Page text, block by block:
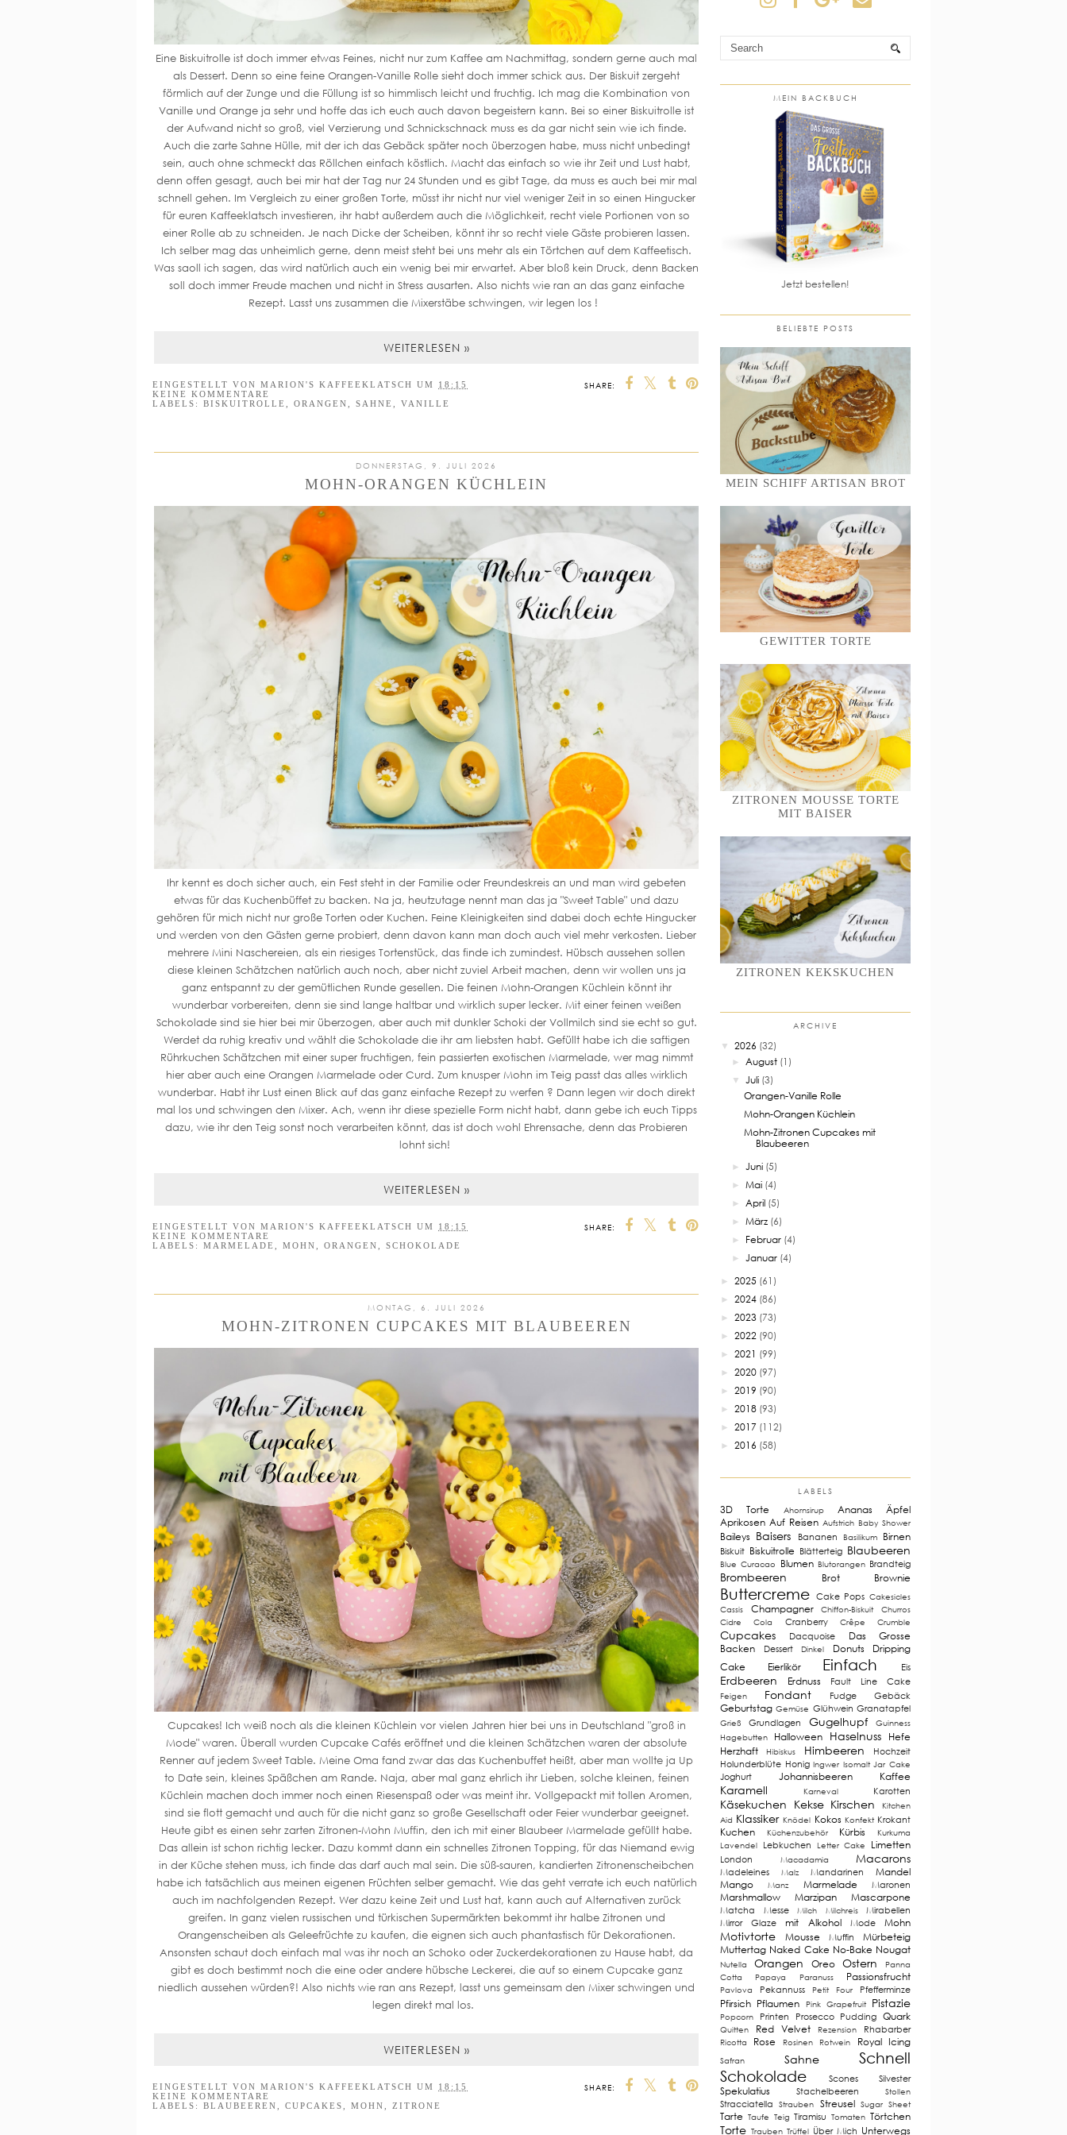
Eine Biskuitrolle ist doch immer etwas Feines, nicht nur zum Kaffee am Nachmittag, sondern gerne auch mal
als Dessert. Denn so eine feine Orangen-Vanille Rolle sieht doch immer schick aus. Der Biskuit zergeht
förmlich auf der Zunge und die Füllung ist so himmlisch leicht und fruchtig. Ich mag die Kombination von
Vanille und Orange ja sehr und hoffe das ich euch auch davon begeistern kann. Bei so einer Biskuitrolle ist
der Aufwand nicht so groß, viel Verzierung und Schnickschnack muss es da gar nicht sein wie ich finde.
Auch die zarte Sahne Hülle, mit der ich das Gebäck später noch überzogen habe, muss nicht unbedingt
sein, auch ohne schmeckt das Röllchen einfach köstlich. Macht das einfach so wie ihr Zeit und Lust habt,
denn offen gesagt, auch bei mir hat der Tag nur 24 Stunden und es gibt Tage, da muss es auch bei mir mal
schnell gehen. Im Vergleich zu einer großen Torte, müsst ihr nicht nur viel weniger Zeit in so einen Hingucker
für euren Kaffeeklatsch investieren, ihr habt außerdem auch die Möglichkeit, recht viele Portionen von so
einer Rolle ab zu schneiden. Je nach Dicke der Scheiben, könnt ihr so recht viele Gäste probieren lassen.
Ich selber mag das unheimlich gerne, denn meist steht bei uns mehr als ein Törtchen auf dem Kaffeetisch.
Was saoll ich sagen, das wird natürlich auch ein wenig bei mir erwartet. Aber bloß kein Druck, denn Backen
soll doch immer Freude machen und nicht in Stress ausarten. Also nichts wie ran an das ganz einfache
Rezept. Lasst uns zusammen die Mixerstäbe schwingen, wir legen los !
WEITERLESEN »
SHARE:
EINGESTELLT VON MARION'S KAFFEEKLATSCH UM 18:15
KEINE KOMMENTARE
LABELS: BISKUITROLLE ORANGEN SAHNE VANILLE
DONNERSTAG, 9. JULI 2026
MOHN-ORANGEN KÜCHLEIN
Ihr kennt es doch sicher auch, ein Fest steht in der Familie oder Freundeskreis an und man wird gebeten
etwas für das Kuchenbüffet zu backen. Na ja, heutzutage nennt man das ja "Sweet Table" und dazu
gehören für mich nicht nur große Torten oder Kuchen. Feine Kleinigkeiten sind dabei doch echte Hingucker
und werden von den Gästen gerne probiert, denn davon kann man doch auch viel mehr verkosten. Lieber
mehrere Mini Naschereien, als ein riesiges Tortenstück, das finde ich zumindest. Hübsch aussehen sollen
diese kleinen Schätzchen natürlich auch noch, aber nicht zuviel Arbeit machen, denn wir wollen uns ja
ganz entspannt zu der gemütlichen Runde gesellen. Die feinen Mohn-Orangen Küchlein könnt ihr
wunderbar vorbereiten, denn sie sind lange haltbar und wirklich super lecker. Mit einer feinen weißen
Schokolade sind sie hier bei mir überzogen, aber auch mit dunkler Schoki der Vollmilch sind sie echt so gut.
Werdet da ruhig kreativ und wählt die Schokolade die ihr am liebsten habt. Gefüllt habe ich die saftigen
Rührkuchen Schätzchen mit einer super fruchtigen, fein passierten exotischen Marmelade, wer mag nimmt
hier aber auch eine Orangen Marmelade oder Curd. Zum knusper Mohn im Teig passt das alles wirklich
wunderbar. Habt ihr Lust einen Blick auf das ganz einfache Rezept zu werfen ? Dann legen wir doch direkt
mal los und schwingen den Mixer. Ach, wenn ihr diese spezielle Form nicht habt, dann gebe ich euch Tipps
dazu, wie ihr den Teig sonst noch verarbeiten könnt, das ist doch wohl Ehrensache, denn das Probieren
lohnt sich!
WEITERLESEN »
SHARE:
EINGESTELLT VON MARION'S KAFFEEKLATSCH UM 18:15
KEINE KOMMENTARE
LABELS: MARMELADE MOHN ORANGEN SCHOKOLADE
MONTAG, 6. JULI 2026
MOHN-ZITRONEN CUPCAKES MIT BLAUBEEREN
Cupcakes! Ich weiß noch als die kleinen Küchlein vor vielen Jahren hier bei uns in Deutschland "groß in
Mode" waren. Überall wurden Cupcake Cafés eröffnet und die kleinen Schätzchen waren der absolute
Renner auf jedem Sweet Table. Meine Oma fand zwar das das Kuchenbuffet heißt, aber man wollte ja Up
to Date sein, kleines Späßchen am Rande. Naja, aber mal ganz ehrlich ihr Lieben, solche kleinen, feinen
Küchlein machen doch immer noch einen Riesenspaß oder was meint ihr. Vollgepackt mit tollen Aromen,
sind sie flott gemacht und auch für die nicht ganz so große Gesellschaft oder Feier wunderbar geeignet.
Heute gibt es einen sehr zarten Zitronen-Mohn Muffin, den ich mit einer Blaubeer Marmelade gefüllt habe.
Das allein ist schon richtig lecker. Dazu kommt dann ein schnelles Zitronen Topping, für das Niemand ewig
in der Küche stehen muss, ich finde das darf auch mal sein. Die süß-sauren, kandierten Zitronenscheibchen
habe ich tatsächlich aus meinen eigenen Früchten selber gemacht. Wie das geht verrate ich euch natürlich
auch im nachfolgenden Rezept. Wer dazu keine Zeit und Lust hat, kann auch auf Alternativen zurück
greifen. In ganz vielen russischen und türkischen Supermärkten bekommt ihr halbe Zitronen und
Orangenscheiben als Geleefrüchte zu kaufen, die eignen sich auch phantastisch für Dekorationen.
Ansonsten schaut doch einfach mal was ihr noch an Schoko oder Zuckerdekorationen zu Hause habt, da
gibt es doch bestimmt noch die eine oder andere hübsche Leckerei, die auf so einem Cupcake ganz
niedlich aussehen würden?! Also nichts wie ran ans Rezept, lasst uns gemeinsam den Mixer schwingen und
legen direkt mal los.
WEITERLESEN »
SHARE:
EINGESTELLT VON MARION'S KAFFEEKLATSCH UM 18:15
KEINE KOMMENTARE
LABELS: BLAUBEEREN CUPCAKES MOHN ZITRONE
MEIN BACKBUCH
Jetzt bestellen!
BELIEBTE POSTS
MEIN SCHIFF ARTISAN BROT
GEWITTER TORTE
ZITRONEN MOUSSE TORTE
MIT BAISER
ZITRONEN KEKSKUCHEN
ARCHIVE
▼ 2026 (32)
►August (1)
▼ Juli (3)
Orangen-Vanille Rolle
Mohn-Orangen Küchlein
Mohn-Zitronen Cupcakes mit
Blaubeeren
►Juni (5)
►Mai (4)
►April (5)
►März (6)
► Februar (4)
►Januar (4)
► 2025 (61)
► 2024 (86)
► 2023 (73)
► 2022 (90)
► 2021 (99)
► 2020 (97)
► 2019 (90)
► 2018 (93)
► 2017 (112)
► 2016 (58)
LABELS
3D Torte Ahornsirup Ananas
Äpfel
Aprikosen Auf Reisen Aufstrich Baby Shower
Baileys Baisers Bananen Basilikum Birnen
Biskuit Biskuitrolle Blätterteig Blaubeeren
Blue Curacao Blumen Blutorangen Brandteig
Brombeeren Brot Brownie
Buttercreme Cake Pops Cakesicles
Cassis
Champagner Chiffon-Biskuit
Churros
Cidre
Cola Cranberry Crêpe Crumble
Cupcakes Dacquoise
Das Grosse
Backen
Dessert Dinkel Donuts
Dripping
Cake
Eierlikör Einfach Eis
Erdbeeren Erdnuss Fault Line Cake
Feigen Fondant Fudge Gebäck
Geburtstag Gemüse Glühwein Granatapfel
Grieß Grundlagen Gugelhupf
Guinness
Hagebutten
Halloween Haselnuss
Hefe
Herzhaft
Hibiskus Himbeeren
Hochzeit
Holunderblüte Honig Ingwer Isomalt Jar Cake
Joghurt Johannisbeeren Kaffee
Karamell Karneval Karotten
Käsekuchen Kekse Kirschen
Kitchen
Aid Klassiker Knödel Kokos Konfekt Krokant
Kuchen Küchenzubehör Kürbis
Kurkuma
Lavendel
Lebkuchen Letter Cake Limetten
London Macadamia Macarons
Madeleines Malz Mandarinen
Mandel
Mango
Manz Marmelade Maronen
Marshmallow Marzipan Mascarpone
Matcha Messe Milch Milchreis
Mirabellen
Mirror Glaze
mit Alkohol Mode Mohn
Motivtorte Mousse Muffin
Mürbeteig
Muttertag Naked Cake No-Bake Nougat
Nutella Orangen Oreo Ostern
Panna
Cotta
Papaya Paranuss Passionsfrucht
Pavlova Pekannuss Petit Four Pfefferminze
Pfirsich Pflaumen Pink Grapefruit Pistazie
Popcorn Printen Prosecco Pudding Quark
Quitten Red Velvet Rezension Rhabarber
Ricotta Rose Rosinen Rotwein Royal Icing
Safran Sahne
Schnell
Schokolade
Scones Silvester
Spekulatius Stachelbeeren Stollen
Stracciatella Strauben Streusel Sugar Sheet
Tarte Taufe Teig Tiramisu Tomaten Törtchen
Torte Trauben Trüffel Über Mich Unterwegs